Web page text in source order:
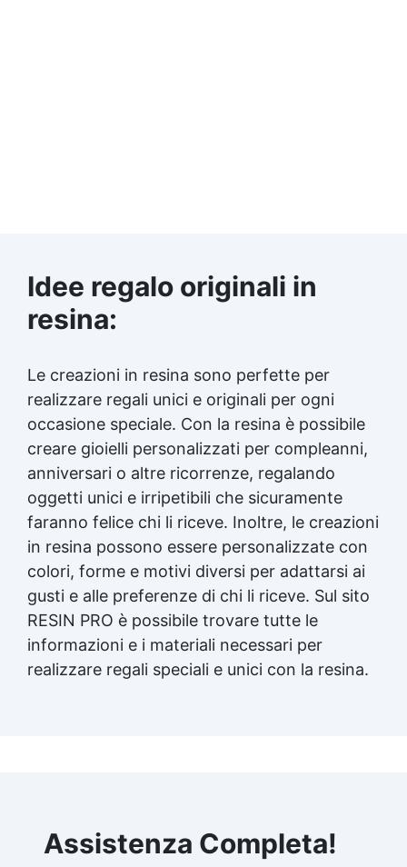
Idee regalo originali in
resina:
Le creazioni in resina sono perfette per
realizzare regali unici e originali per ogni
occasione speciale. Con la resina è possibile
creare gioielli personalizzati per compleanni,
anniversari o altre ricorrenze, regalando
oggetti unici e irripetibili che sicuramente
faranno felice chi li riceve. Inoltre, le creazioni
in resina possono essere personalizzate con
colori, forme e motivi diversi per adattarsi ai
gusti e alle preferenze di chi li riceve. Sul sito
RESIN PRO è possibile trovare tutte le
informazioni e i materiali necessari per
realizzare regali speciali e unici con la resina.
Assistenza Completa!